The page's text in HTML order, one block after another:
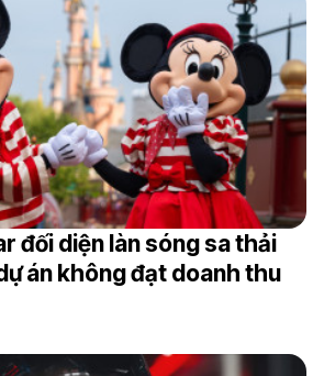
đối diện làn sóng sa thải
án không đạt doanh thu